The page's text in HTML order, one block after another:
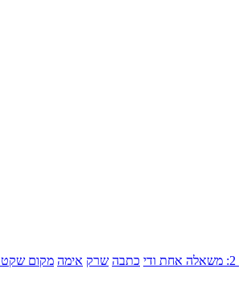
כתבה שרק אימה מקום שקט 2